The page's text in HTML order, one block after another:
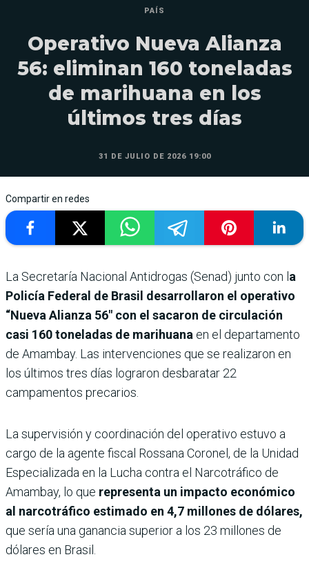
PAÍS
Operativo Nueva Alianza
56: eliminan 160 toneladas
de marihuana en los
últimos tres días
31 DE JULIO DE 2026 19:00
Compartir en redes
La Secretaría Nacional Antidrogas (Senad) junto con l a
Policía Federal de Brasil desarrollaron el operativo
“Nueva Alianza 56″ con el sacaron de circulación
casi 160 toneladas de marihuana en el departamento
de Amambay. Las intervenciones que se realizaron en
los últimos tres días lograron desbaratar 22
campamentos precarios.
La supervisión y coordinación del operativo estuvo a
cargo de la agente fiscal Rossana Coronel, de la Unidad
Especializada en la Lucha contra el Narcotráfico de
Amambay, lo que representa un impacto económico
al narcotráfico estimado en 4,7 millones de dólares,
que sería una ganancia superior a los 23 millones de
dólares en Brasil.